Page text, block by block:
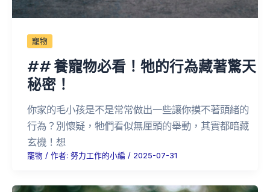
寵物
## 養寵物必看！牠的行為藏著驚天
秘密！
你家的毛小孩是不是常常做出一些讓你摸不著頭緒的
行為？別懷疑，牠們看似無厘頭的舉動，其實都暗藏
玄機！想
寵物 / 作者: 努力工作的小編 / 2025-07-31